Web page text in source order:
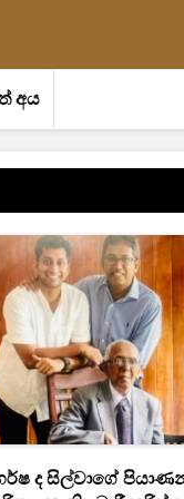
අය
ද සිල්වාගේ